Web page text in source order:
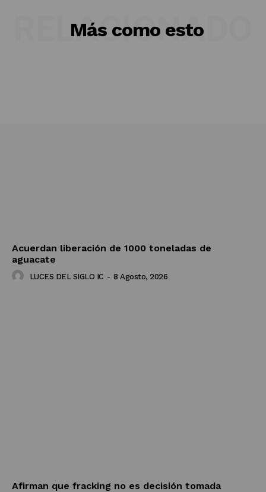
Más como esto
RELACIONADO
Acuerdan liberación de 1000 toneladas de
aguacate
LUCES DEL SIGLO IC - 8 Agosto, 2026
Afirman que fracking no es decisión tomada